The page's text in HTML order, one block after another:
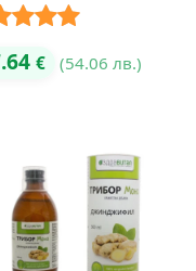
с
€ (54.06 лв.)